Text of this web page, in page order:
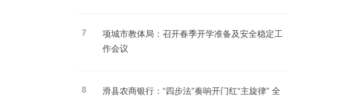
7
项城市教体局：召开春季开学准备及安全稳定工
作会议
8
滑县农商银行：“四步法”奏响开门红“主旋律” 全